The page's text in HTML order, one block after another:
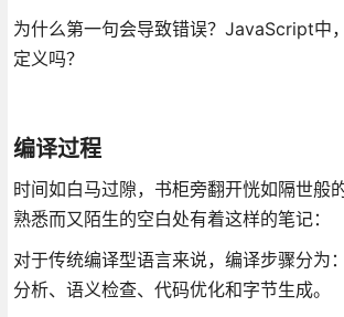
为什么第一句会导致错误？JavaScript中
定义吗？
编译过程
时间如白马过隙，书柜旁翻开恍如隔世般
熟悉而又陌生的空白处有着这样的笔记：
对于传统编译型语言来说，编译步骤分为
分析、语义检查、代码优化和字节生成。